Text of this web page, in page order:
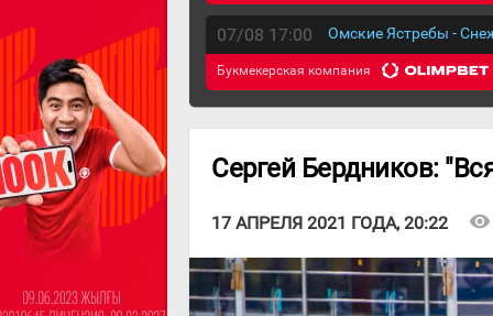
07/08 17:00 Омские Ястребы -
Букмекерская компания
Сергей Бердников:
17 АПРЕЛЯ 2021 ГОДА, 20:22 visibility